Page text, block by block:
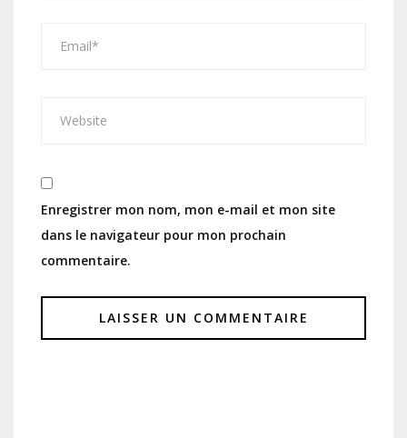
Enregistrer mon nom, mon e-mail et mon site
dans le navigateur pour mon prochain
commentaire.